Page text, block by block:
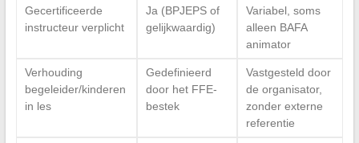
Gecertificeerde
instructeur verplicht
Ja (BPJEPS of
gelijkwaardig)
Variabel, soms
alleen BAFA
animator
Verhouding
begeleider/kinderen
in les
Gedefinieerd
door het FFE-
bestek
Vastgesteld door
de organisator,
zonder externe
referentie